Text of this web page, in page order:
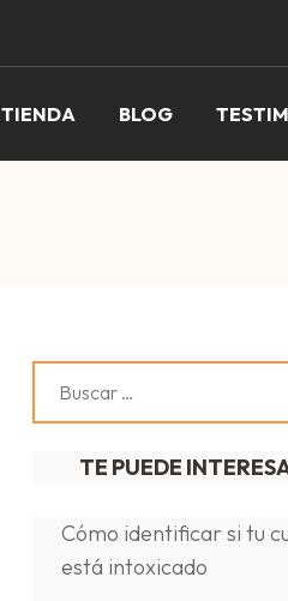
TIENDA BLOG
TE PUEDE
Cómo identificar si tu
está intoxicado